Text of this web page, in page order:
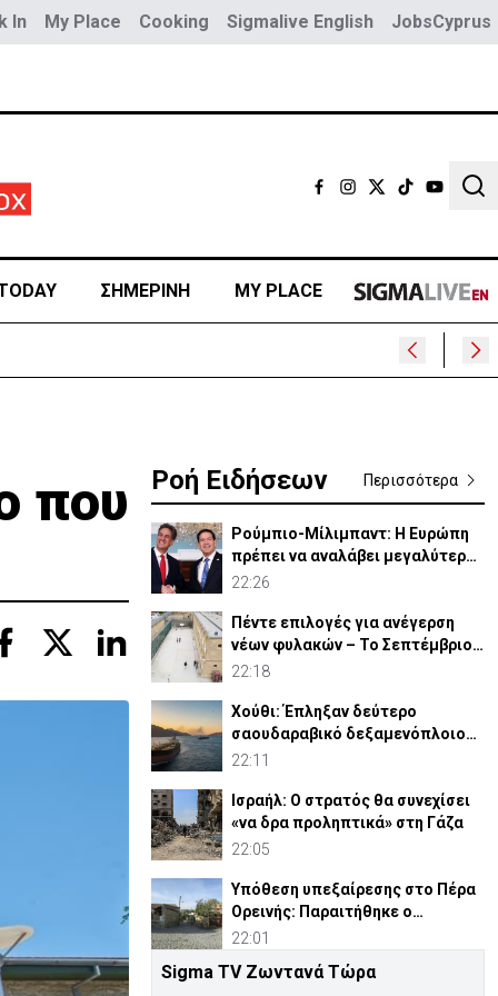
In My Place Cooking Sigmalive English JobsCyprus
ΣΗΜΕΡΙΝΗ MY PLACE
που
Ροή Ειδήσεων Περισσότερα
Ρούμπιο-Μίλιμπαντ: Η Ευρώπη
πρέπει να αναλάβει μεγαλύτερο
ρόλο στην άμυνά της
22:26
Πέντε επιλογές για ανέγερση
νέων φυλακών – Το Σεπτέμβριο
το «Master Plan»
22:18
Χούθι: Έπληξαν δεύτερο
σαουδαραβικό δεξαμενόπλοιο
στον Κόλπο του Άντεν
22:11
Ισραήλ: Ο στρατός θα συνεχίσει
«να δρα προληπτικά» στη Γάζα
22:05
Υπόθεση υπεξαίρεσης στο Πέρα
Ορεινής: Παραιτήθηκε ο
κοινοτάρχης (ΒΙΝΤΕΟ)
22:01
Πλατάνια: «Λουκέτο» στο
Sigma TV Ζωντανά Τώρα